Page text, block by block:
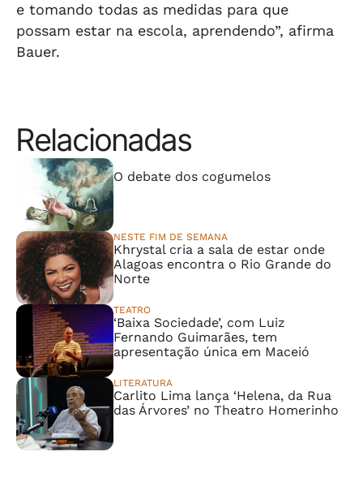
e tomando todas as medidas para que
possam estar na escola, aprendendo”, afirma
Bauer.
Relacionadas
O debate dos cogumelos
NESTE FIM DE SEMANA
Khrystal cria a sala de estar onde
Alagoas encontra o Rio Grande do
Norte
TEATRO
‘Baixa Sociedade’, com Luiz
Fernando Guimarães, tem
apresentação única em Maceió
LITERATURA
Carlito Lima lança ‘Helena, da Rua
das Árvores’ no Theatro Homerinho